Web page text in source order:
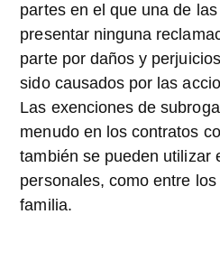
partes en el que una de
presentar ninguna
parte por daños y
sido causados por las
Las exenciones de
menudo en los contratos
también se pueden utilizar
personales, como entre
familia.